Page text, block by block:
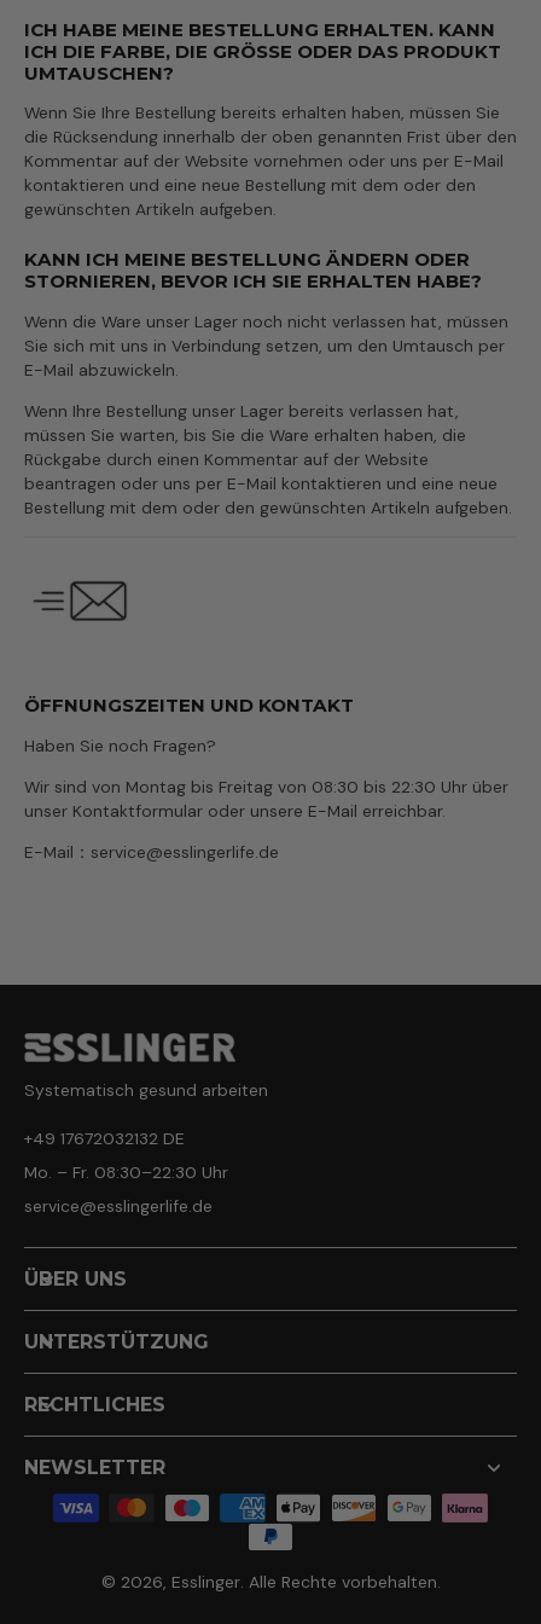
ICH HABE MEINE BESTELLUNG ERHALTEN. KANN
ICH DIE FARBE, DIE GRÖSSE ODER DAS PRODUKT U
MTAUSCHEN?
Wenn Sie Ihre Bestellung bereits erhalten haben, müssen Sie
die Rücksendung innerhalb der oben genannten Frist über den
Kommentar auf der Website vornehmen oder uns per E-Mail
kontaktieren und eine neue Bestellung mit dem oder den
gewünschten Artikeln aufgeben.
KANN ICH MEINE BESTELLUNG ÄNDERN ODER
STORNIEREN, BEVOR ICH SIE ERHALTEN HABE?
Wenn die Ware unser Lager noch nicht verlassen hat, müssen
Sie sich mit uns in Verbindung setzen, um den Umtausch per
E-Mail abzuwickeln.
Wenn Ihre Bestellung unser Lager bereits verlassen hat,
müssen Sie warten, bis Sie die Ware erhalten haben, die
Rückgabe durch einen Kommentar auf der Website
beantragen oder uns per E-Mail kontaktieren und eine neue
Bestellung mit dem oder den gewünschten Artikeln aufgeben.
ÖFFNUNGSZEITEN UND KONTAKT
Haben Sie noch Fragen?
Wir sind von Montag bis Freitag von 08:30 bis 22:30 Uhr über
unser Kontaktformular oder unsere E-Mail erreichbar.
E-Mail：service@esslingerlife.de
Systematisch gesund arbeiten
+49 17672032132 DE
Mo. – Fr. 08:30–22:30 Uhr
service@esslingerlife.de
ÜBER UNS
UNTERSTÜTZUNG
RECHTLICHES
NEWSLETTER
© 2026, Esslinger. Alle Rechte vorbehalten.